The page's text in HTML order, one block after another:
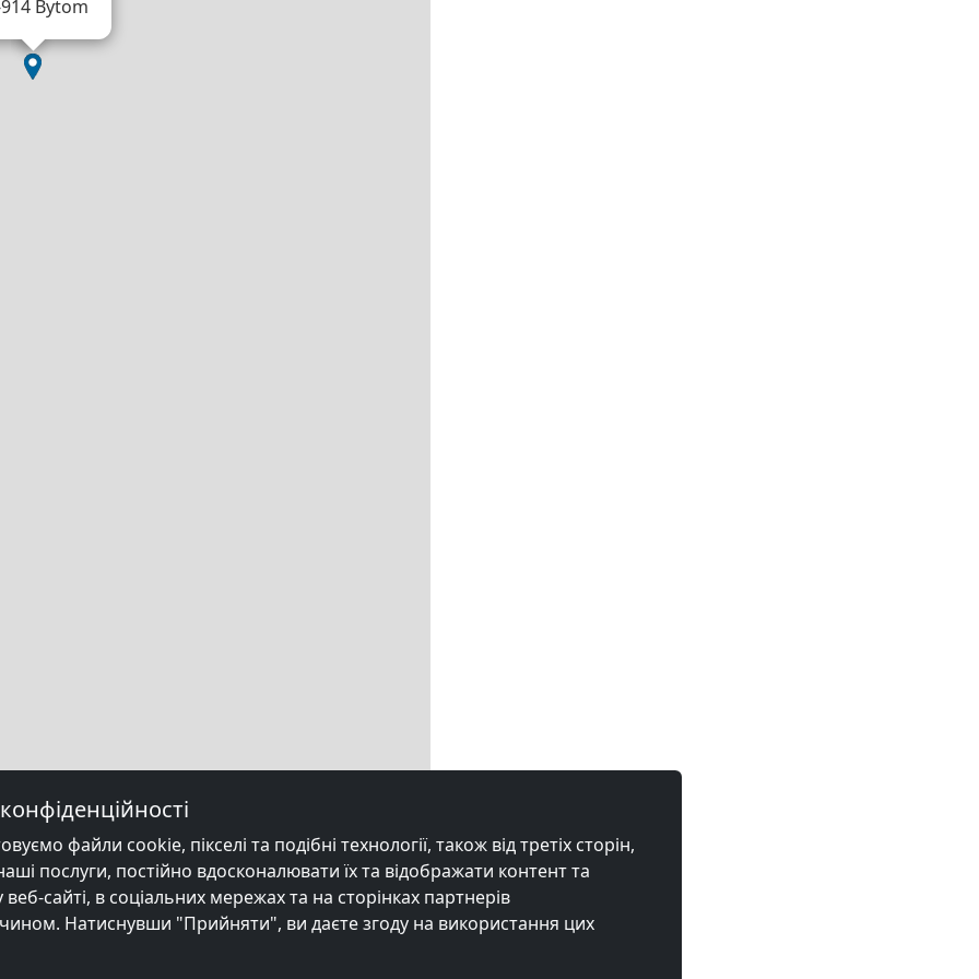
Bytom
файли cookie, пікселі та подібні технології, також від третіх сторін,
послуги, постійно вдосконалювати їх та відображати контент та
сайті, в соціальних мережах та на сторінках партнерів
Натиснувши "Прийняти", ви даєте згоду на використання цих